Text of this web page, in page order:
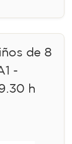
de 8
-
h